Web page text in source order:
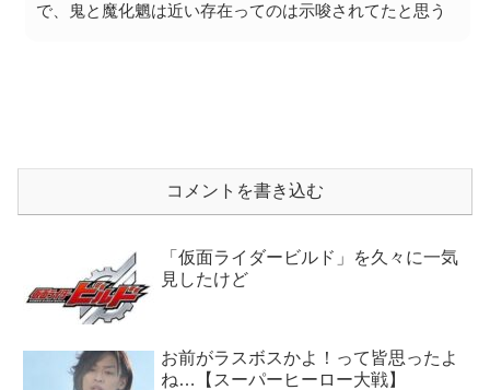
で、鬼と魔化魍は近い存在ってのは示唆されてたと思う
コメントを書き込む
「仮面ライダービルド」を久々に一気
見したけど
お前がラスボスかよ！って皆思ったよ
ね…【スーパーヒーロー大戦】